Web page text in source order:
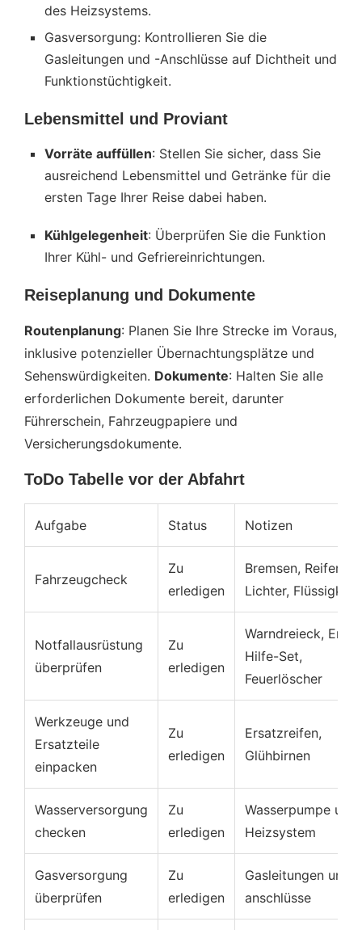
des Heizsystems.
Gasversorgung: Kontrollieren Sie die
Gasleitungen und -Anschlüsse auf Dichtheit und
Funktionstüchtigkeit.
Lebensmittel und Proviant
Vorräte auffüllen: Stellen Sie sicher, dass Sie
ausreichend Lebensmittel und Getränke für die
ersten Tage Ihrer Reise dabei haben.
Kühlgelegenheit: Überprüfen Sie die Funktion
Ihrer Kühl- und Gefriereinrichtungen.
Reiseplanung und Dokumente
Routenplanung: Planen Sie Ihre Strecke im Voraus,
inklusive potenzieller Übernachtungsplätze und
Sehenswürdigkeiten. Dokumente: Halten Sie alle
erforderlichen Dokumente bereit, darunter
Führerschein, Fahrzeugpapiere und
Versicherungsdokumente.
ToDo Tabelle vor der Abfahrt
Aufgabe Status Notizen
Fahrzeugcheck
Zu
erledigen
Bremsen, Reifen,
Lichter,
Notfallausrüstung
überprüfen
Zu
erledigen
Warndreieck,
Hilfe-Set,
Feuerlöscher
Werkzeuge und
Ersatzteile
einpacken
Zu
erledigen
Ersatzreifen,
Glühbirnen
Wasserversorgung
checken
Zu
erledigen
Wasserpumpe und
Heizsystem
Gasversorgung
überprüfen
Zu
erledigen
Gasleitungen und -
anschlüsse